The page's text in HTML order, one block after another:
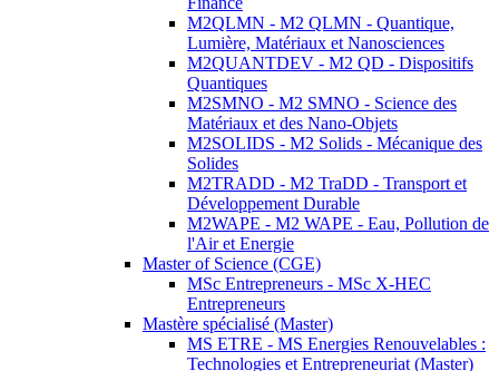
M2QLMN - M2 QLMN - Quantique,
Lumière, Matériaux et Nanosciences
M2QUANTDEV - M2 QD - Dispositifs
Quantiques
M2SMNO - M2 SMNO - Science des
Matériaux et des Nano-Objets
M2SOLIDS - M2 Solids - Mécanique des
Solides
M2TRADD - M2 TraDD - Transport et
Développement Durable
M2WAPE - M2 WAPE - Eau, Pollution de
l'Air et Energie
Master of Science (CGE)
MSc Entrepreneurs - MSc X-HEC
Entrepreneurs
Mastère spécialisé (Master)
MS ETRE - MS Energies Renouvelables :
Technologies et Entrepreneuriat (Master)